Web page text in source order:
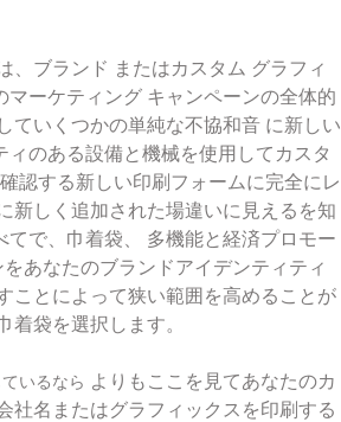
、ブランド またはカスタム グラフィ
ーケティング キャンペーンの全体的
ていくつかの単純な不協和音 に新しい
のある設備と機械を使用してカスタ
認する新しい印刷フォームに完全にレ
新しく追加された場違いに見えるを知
で、巾着袋、
多機能と経済プロモー
あなたのブランドアイデンティティ
ことによって狭い範囲を高めることが
着袋を選択します。
いるなら よりもここを見てあなたのカ
社名またはグラフィックスを印刷する